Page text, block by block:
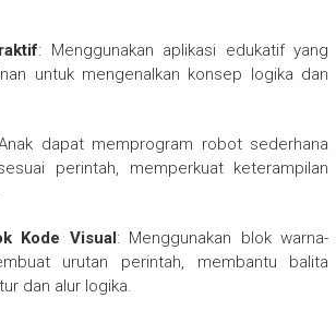
: Menggunakan aplikasi edukatif yang
untuk mengenalkan konsep logika dan
dapat memprogram robot sederhana
perintah, memperkuat keterampilan
Kode Visual: Menggunakan blok warna-
urutan perintah, membantu balita
dan alur logika.